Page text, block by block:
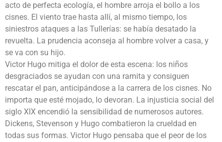
acto de perfecta ecología, el hombre arroja el bollo a los
cisnes. El viento trae hasta allí, al mismo tiempo, los
siniestros ataques a las Tullerías: se había desatado la
revuelta. La prudencia aconseja al hombre volver a casa, y
se va con su hijo.
Victor Hugo mitiga el dolor de esta escena: los niños
desgraciados se ayudan con una ramita y consiguen
rescatar el pan, anticipándose a la carrera de los cisnes. No
importa que esté mojado, lo devoran. La injusticia social del
siglo XIX encendió la sensibilidad de numerosos autores.
Dickens, Stevenson y Hugo combatieron la crueldad en
todas sus formas. Victor Hugo pensaba que el peor de los